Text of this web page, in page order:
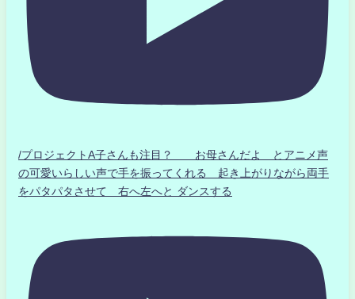
/プロジェクトA子さんも注目？ お母さんだよ とアニメ声
の可愛いらしい声で手を振ってくれる 起き上がりながら両手
をパタパタさせて 右へ左へと ダンスする